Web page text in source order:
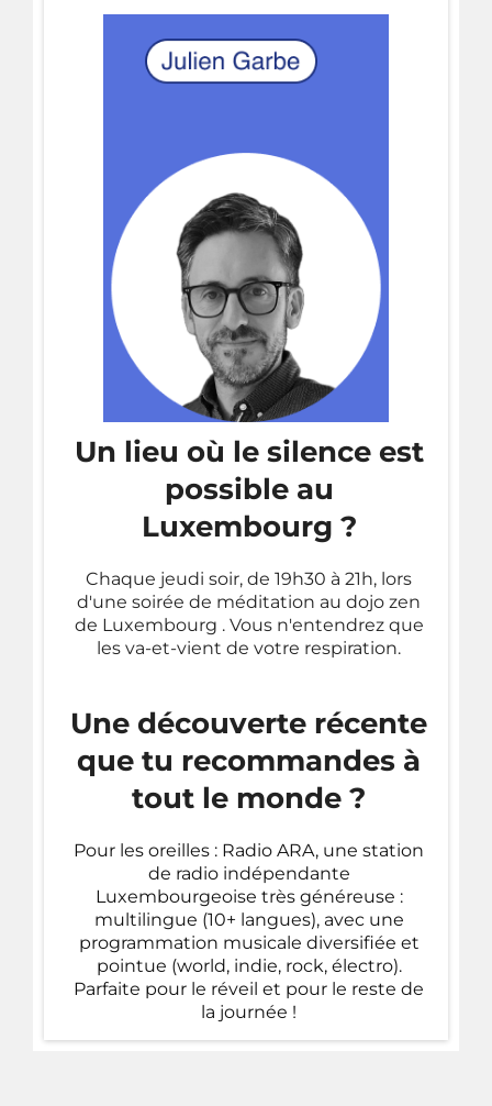
Un lieu où le silence est
possible au
Luxembourg ?
Chaque jeudi soir, de 19h30 à 21h, lors
d'une soirée de méditation au dojo zen
de Luxembourg . Vous n'entendrez que
les va-et-vient de votre respiration.
Une découverte récente
que tu recommandes à
tout le monde ?
Pour les oreilles : Radio ARA, une station
de radio indépendante
Luxembourgeoise très généreuse :
multilingue (10+ langues), avec une
programmation musicale diversifiée et
pointue (world, indie, rock, électro).
Parfaite pour le réveil et pour le reste de
la journée !